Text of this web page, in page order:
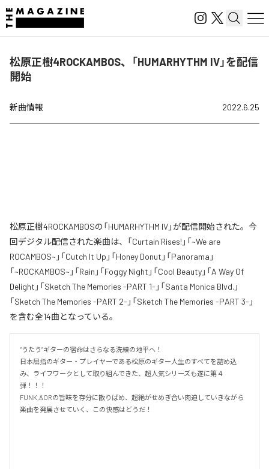
松原正樹4ROCKAMBOS、「HUMARHYTHM IV」を配信
開始
新曲情報 2022.6.25
松原正樹4ROCKAMBOSの「HUMARHYTHM IV」が配信開始された。今
回デジタル配信された楽曲は、「Curtain Rises!」「~We are
ROCAMBOS~」「Cutch It Up」「Honey Donut」「Panorama」
「~ROCKAMBOS~」「Rain」「Foggy Night」「Cool Beauty」「A Way Of
Delight」「Sketch The Memories -PART 1-」「Santa Monica Blvd.」
「Sketch The Memories -PART 2-」「Sketch The Memories -PART 3-」
を含む全14曲となっている。
“うたう”ギターの宿命はさらなる洗練の地平へ！
日本屈指のギター・プレイヤーである松原のギター人生のすべてを詰め込
み、ライフワークとして取り組んできた、超人気シリーズも遂に第４
弾！！！
FUNK,AORの旨味を存分に散りばめ、超絶がせめぎ合い肉迫していきながら
楽曲を発展させていく、この快感はどうだ！